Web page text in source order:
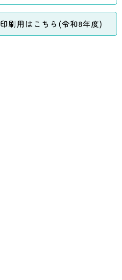
印刷用はこちら(令和8年度)